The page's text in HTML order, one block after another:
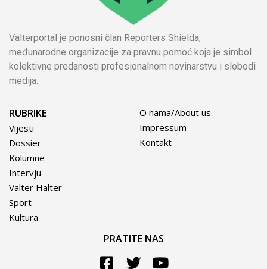
Valterportal je ponosni član Reporters Shielda,
međunarodne organizacije za pravnu pomoć koja je simbol
kolektivne predanosti profesionalnom novinarstvu i slobodi
medija.
RUBRIKE
Vijesti
Dossier
Kolumne
Intervju
Valter Halter
Sport
Kultura
O nama/About us
Impressum
Kontakt
PRATITE NAS